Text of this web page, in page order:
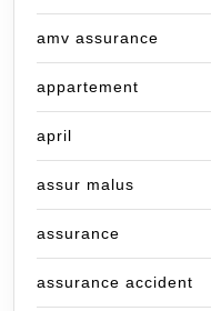
amv assurance
appartement
april
assur malus
assurance
assurance accident